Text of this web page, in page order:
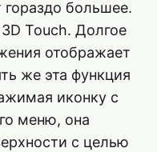
гораздо большее.
Touch. Долгое
отображает
же эта функция
иконку с
меню, она
с целью